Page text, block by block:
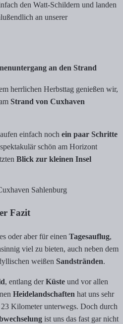
den Watt-Schildern und landen
an unserer
an den Strand
herrlichen Herbsttag genießen wir,
Strand von Cuxhaven
einfach noch ein paar Schritte
schön am Horizont
Blick zur kleinen Insel
Fazit
oder aber für einen Tagesauflug,
viel zu bieten, auch neben dem
weißen Sandstränden.
, entlang derKüste und vor allen
Heidelandschaften hat uns sehr
Kilometer unterwegs. Doch durch
ist uns das fast gar nicht